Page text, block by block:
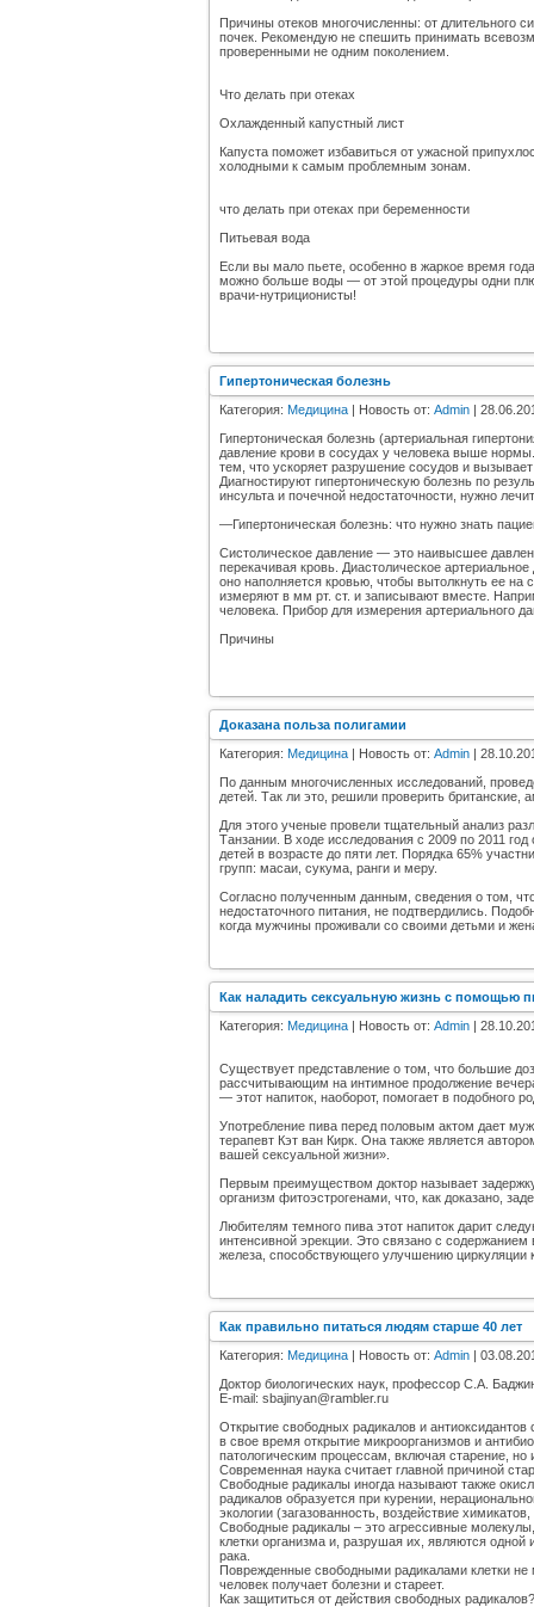
Причины отеков многочисленны: от длительного
почек. Рекомендую не спешить принимать
проверенными не одним поколением.
Что делать при отеках
Охлажденный капустный лист
Капуста поможет избавиться от ужасной
холодными к самым проблемным зонам.
что делать при отеках при беременности
Питьевая вода
Если вы мало пьете, особенно в жаркое время
можно больше воды — от этой процедуры одни
врачи-нутриционисты!
Гипертоническая болезнь
Категория: Медицина | Новость от: Admin |
Гипертоническая болезнь (артериальная
давление крови в сосудах у человека выше
тем, что ускоряет разрушение сосудов и
Диагностируют гипертоническую болезнь по
инсульта и почечной недостаточности, нужно
—Гипертоническая болезнь: что нужно знать
Систолическое давление — это наивысшее
перекачивая кровь. Диастолическое
оно наполняется кровью, чтобы вытолкнуть ее на
измеряют в мм рт. ст. и записывают вместе.
человека. Прибор для измерения артериального
Причины
Доказана польза полигамии
Категория: Медицина | Новость от: Admin |
По данным многочисленных исследований,
детей. Так ли это, решили проверить британские,
Для этого ученые провели тщательный анализ
Танзании. В ходе исследования с 2009 по 2011
детей в возрасте до пяти лет. Порядка 65%
групп: масаи, сукума, ранги и меру.
Согласно полученным данным, сведения о том,
недостаточного питания, не подтвердились.
когда мужчины проживали со своими детьми и
Как наладить сексуальную жизнь с помощью
Категория: Медицина | Новость от: Admin |
Существует представление о том, что большие
рассчитывающим на интимное продолжение
— этот напиток, наоборот, помогает в подобного
Употребление пива перед половым актом дает
терапевт Кэт ван Кирк. Она также является
вашей сексуальной жизни».
Первым преимуществом доктор называет
организм фитоэстрогенами, что, как доказано,
Любителям темного пива этот напиток дарит
интенсивной эрекции. Это связано с
железа, способствующего улучшению циркуляции
Как правильно питаться людям старше 40 лет
Категория: Медицина | Новость от: Admin |
Доктор биологических наук, профессор С.А.
E-mail: sbajinyan@rambler.ru
Открытие свободных радикалов и
в свое время открытие микроорганизмов и
патологическим процессам, включая старение,
Современная наука считает главной причиной
Свободные радикалы иногда называют также
радикалов образуется при курении,
экологии (загазованность, воздействие
Свободные радикалы – это агрессивные
клетки организма и, разрушая их, являются
рака.
Поврежденные свободными радикалами клетки не
человек получает болезни и стареет.
Как защититься от действия свободных радикалов?